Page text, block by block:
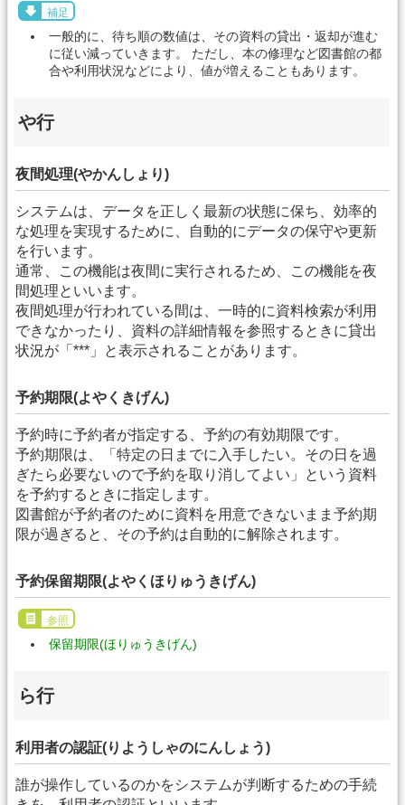
補足
一般的に、待ち順の数値は、その資料の貸出・返却が進む
に従い減っていきます。 ただし、本の修理など図書館の都
合や利用状況などにより、値が増えることもあります。
や行
夜間処理(やかんしょり)
システムは、データを正しく最新の状態に保ち、効率的
な処理を実現するために、自動的にデータの保守や更新
を行います。
通常、この機能は夜間に実行されるため、この機能を夜
間処理といいます。
夜間処理が行われている間は、一時的に資料検索が利用
できなかったり、資料の詳細情報を参照するときに貸出
状況が「***」と表示されることがあります。
予約期限(よやくきげん)
予約時に予約者が指定する、予約の有効期限です。
予約期限は、「特定の日までに入手したい。その日を過
ぎたら必要ないので予約を取り消してよい」という資料
を予約するときに指定します。
図書館が予約者のために資料を用意できないまま予約期
限が過ぎると、その予約は自動的に解除されます。
予約保留期限(よやくほりゅうきげん)
参照
保留期限(ほりゅうきげん)
ら行
利用者の認証(りようしゃのにんしょう)
誰が操作しているのかをシステムが判断するための手続